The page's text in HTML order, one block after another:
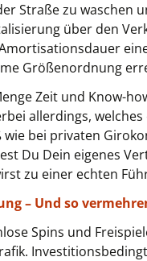
Straße zu waschen
über den
Größenordnung
Zeit und Know-
allerdings,
bei privaten
Du Dein eigenes
zu einer echten
– Und so
Spins und